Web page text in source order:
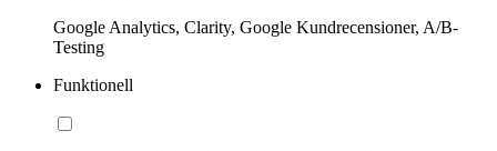
Google Analytics, Clarity, Google Kundrecensioner, A/B-
Testing
Funktionell